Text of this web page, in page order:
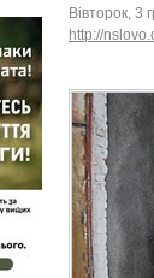
Вівторок, 3
http://